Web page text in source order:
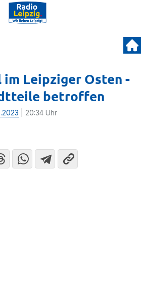
Leipziger Osten -
betroffen
| 20:34 Uhr